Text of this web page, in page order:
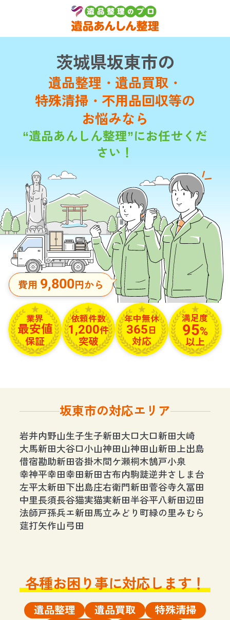
茨城県坂東市の
遺品整理・遺品買取・
特殊清掃・不用品回収等の
お悩みなら
“遺品あんしん整理”にお任せくだ
さい！
費用 9,800円から
業界
最安値
保証
依頼件数
1,200件
突破
年中無休
365 日
対応
満足度
95%
以上
坂東市の対応エリア
岩井内野山生子生子新田大口大口新田大崎
大馬新田大谷口小山神田山神田山新田上出島
借宿勘助新田沓掛木間ケ瀬桐木鵠戸小泉
幸神平幸田幸田新田古布内駒跿逆井さしま台
左平太新田下出島庄右衛門新田菅谷寺久冨田
中里長須長谷猫実猫実新田半谷平八新田辺田
法師戸孫兵エ新田馬立みどり町緑の里みむら
莚打矢作山弓田
各種お困り事に対応します！
遺品整理 遺品買取
特殊清掃